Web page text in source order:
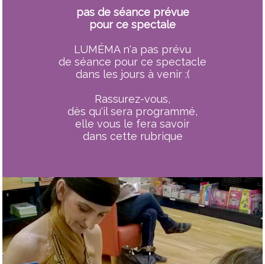
pas de séance prévue
pour ce spectale
LUMÉMA n'a pas prévu
de séance pour ce spectacle
dans les jours à venir :(
Rassurez-vous,
dès qu'il sera programmé,
elle vous le fera savoir
dans cette rubrique